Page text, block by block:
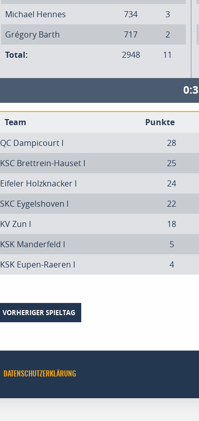
Michael Hennes
734
3
Grégory Barth
717
2
Total:
2948 11
0:3
Team Punkte
QC Dampicourt I
28
KSC Brettrein-Hauset I
25
Eifeler Holzknacker I
24
SKC Eygelshoven I
22
KV Zun I
18
KSK Manderfeld I
5
KSK Eupen-Raeren I
4
VORHERIGER SPIELTAG
DATENSCHUTZERKLÄRUNG